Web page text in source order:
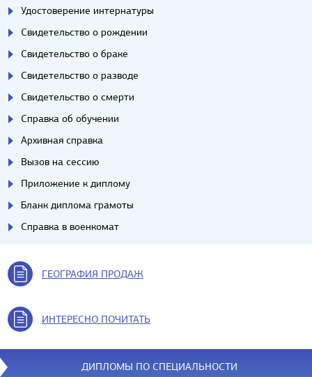
Удостоверение интернатуры
Свидетельство о рождении
Свидетельство о браке
Свидетельство о разводе
Свидетельство о смерти
Справка об обучении
Архивная справка
Вызов на сессию
Приложение к диплому
Бланк диплома грамоты
Справка в военкомат
ГЕОГРАФИЯ ПРОДАЖ
ИНТЕРЕСНО ПОЧИТАТЬ
ДИПЛОМЫ ПО СПЕЦИАЛЬНОСТИ